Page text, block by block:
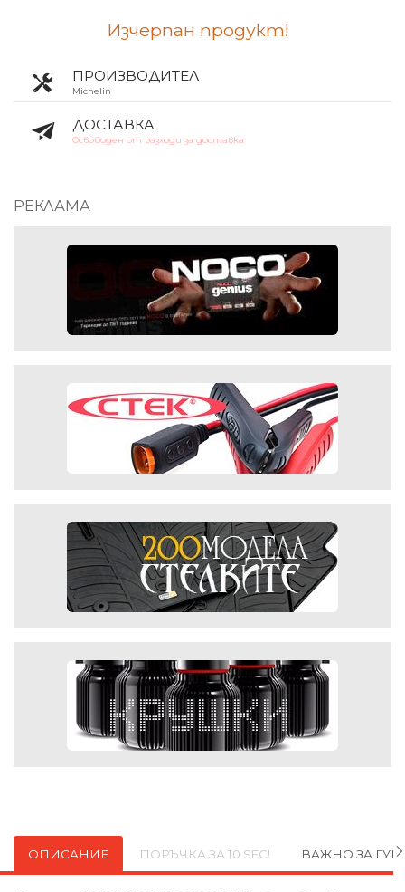
Изчерпан продукт!
ПРОИЗВОДИТЕЛ
Michelin
ДОСТАВКА
Освободен от разходи за доставка
РЕКЛАМА
ОПИСАНИЕ ПОРЪЧКА ЗА 10 SEC! ВАЖНО ЗА